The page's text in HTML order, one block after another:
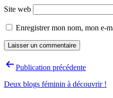
Site web
Enregistrer mon nom, mon e-
Navigation
l’article
Publication précédente
Deux blogs féminin à découvrir !